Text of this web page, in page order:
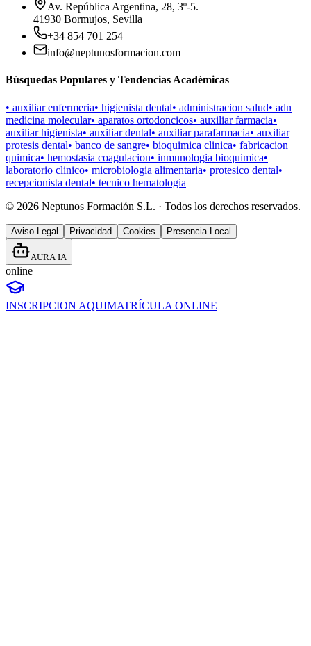
Av. República Argentina, 28, 3º-5.
41930 Bormujos, Sevilla
+34 854 701 254
info@neptunosformacion.com
Búsquedas Populares y Tendencias Académicas
• auxiliar enfermeria• higienista dental• administracion salud• adn
medicina molecular• aparatos ortodoncicos• auxiliar farmacia•
auxiliar higienista• auxiliar dental• auxiliar parafarmacia• auxiliar
protesis dental• banco de sangre• bioquimica clinica• fabricacion
quimica• hemostasia coagulacion• inmunologia bioquimica•
laboratorio clinico• microbiologia alimentaria• protesico dental•
recepcionista dental• tecnico hematologia
© 2026 Neptunos Formación S.L. · Todos los derechos reservados.
Aviso Legal Privacidad Cookies Presencia Local
AURA IA
online
INSCRIPCION AQUIMATRÍCULA ONLINE